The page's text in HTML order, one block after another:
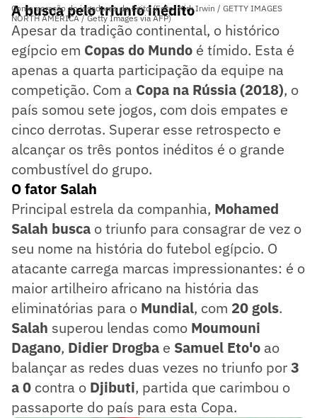
Comemoração do jogadores do Egito (Foto: Kirk Irwin / GETTY IMAGES
NORTH AMERICA / Getty Images via AFP)
A busca pelo triunfo inédito
Apesar da tradição continental, o histórico
egípcio em Copas do Mundo é tímido. Esta é
apenas a quarta participação da equipe na
competição. Com a Copa na Rússia (2018), o
país somou sete jogos, com dois empates e
cinco derrotas. Superar esse retrospecto e
alcançar os três pontos inéditos é o grande
combustível do grupo.
O fator Salah
Principal estrela da companhia, Mohamed
Salah busca o triunfo para consagrar de vez o
seu nome na história do futebol egípcio. O
atacante carrega marcas impressionantes: é o
maior artilheiro africano na história das
eliminatórias para o Mundial, com 20 gols.
Salah superou lendas como Moumouni
Dagano, Didier Drogba e Samuel Eto'o ao
balançar as redes duas vezes no triunfo por3
a 0 contra o Djibuti, partida que carimbou o
passaporte do país para esta Copa.